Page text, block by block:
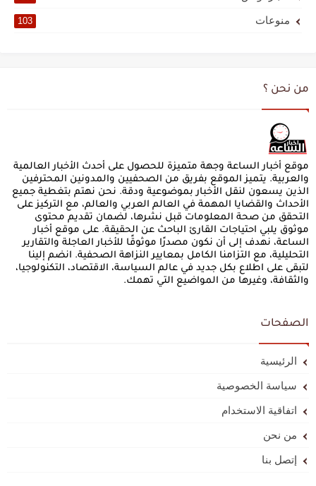
منوعات 103
من نحن ؟
موقع أخبار الساعة وجهة متميزة للحصول على أحدث الأخبار العالمية
والعربية. يتميز الموقع بفريق من الصحفيين والمدونين المحترفين
الذين يسعون لنقل الأخبار بموضوعية ودقة. نحن نهتم بتغطية جميع
الأحداث والقضايا المهمة في العالم العربي والعالم، مع التركيز على
التحقق من صحة المعلومات قبل نشرها، لضمان تقديم محتوى
موثوق يلبي احتياجات القارئ الباحث عن الحقيقة. على موقع أخبار
الساعة، نهدف إلى أن نكون مصدرًا موثوقًا للأخبار العاجلة والتقارير
التحليلية، مع التزامنا الكامل بمعايير النزاهة الصحفية. انضم إلينا
لتبقى على اطلاع بكل جديد في عالم السياسة، الاقتصاد، التكنولوجيا،
والثقافة، وغيرها من المواضيع التي تهمك.
الصفحات
الرئيسية
سياسة الخصوصية
اتفاقية الاستخدام
من نحن
إتصل بنا